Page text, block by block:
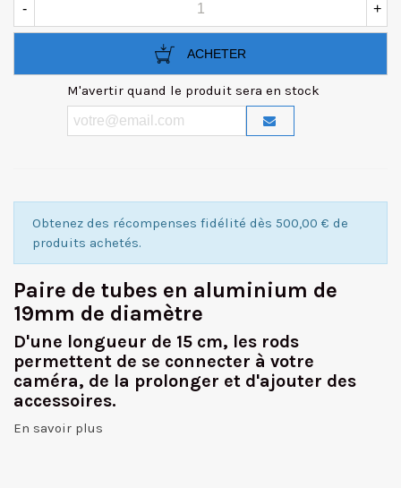
- +
ACHETER
M'avertir quand le produit sera en stock
Obtenez des récompenses fidélité dès 500,00 € de
produits achetés.
Paire de tubes en aluminium de
19mm de diamètre
D'une longueur de 15 cm, les rods
permettent de se connecter à votre
caméra, de la prolonger et d'ajouter des
accessoires.
En savoir plus